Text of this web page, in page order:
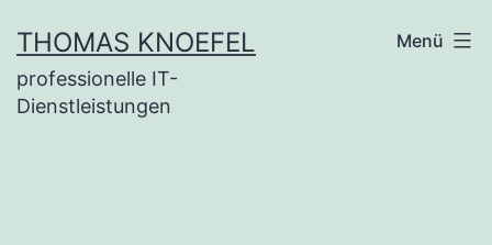
Inhalt
springen
THOMAS KNOEFEL
professionelle IT-
Dienstleistungen
Menü